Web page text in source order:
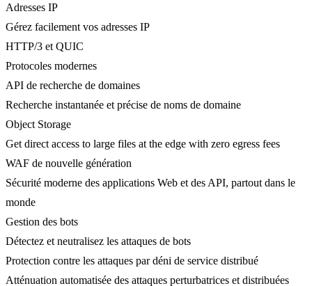
Adresses IP
Gérez facilement vos adresses IP
HTTP/3 et QUIC
Protocoles modernes
API de recherche de domaines
Recherche instantanée et précise de noms de domaine
Object Storage
Get direct access to large files at the edge with zero egress fees
WAF de nouvelle génération
Sécurité moderne des applications Web et des API, partout dans le
monde
Gestion des bots
Détectez et neutralisez les attaques de bots
Protection contre les attaques par déni de service distribué
Atténuation automatisée des attaques perturbatrices et distribuées